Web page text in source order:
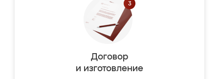
Договор
и изготовление